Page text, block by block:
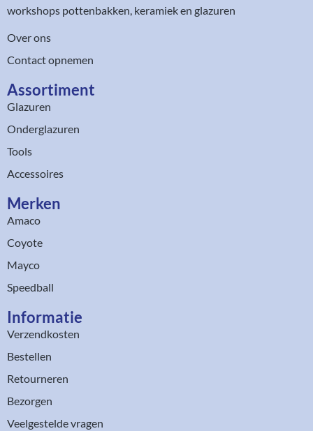
workshops pottenbakken, keramiek en glazuren
Over ons
Contact opnemen
Assortiment​
Glazuren
Onderglazuren
Tools
Accessoires
Merken
Amaco
Coyote
Mayco
Speedball
Informatie
Verzendkosten
Bestellen
Retourneren
Bezorgen
Veelgestelde vragen